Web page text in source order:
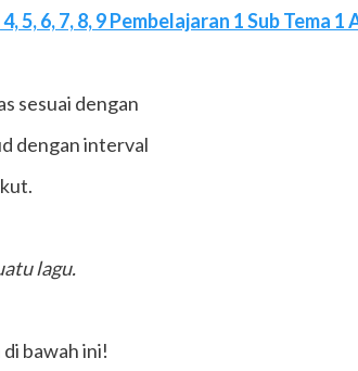
5, 6, 7, 8, 9 Pembelajaran 1 Sub Tema
sesuai dengan
dengan interval
lagu.
bawah ini!